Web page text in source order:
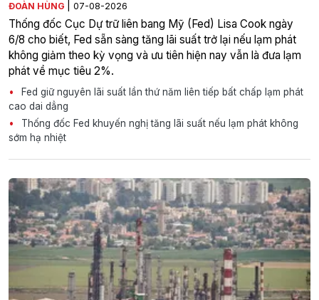
ĐOÀN HÙNG 07-08-2026
Thống đốc Cục Dự trữ liên bang Mỹ (Fed) Lisa Cook ngày
6/8 cho biết, Fed sẵn sàng tăng lãi suất trở lại nếu lạm phát
không giảm theo kỳ vọng và ưu tiên hiện nay vẫn là đưa lạm
phát về mục tiêu 2%.
Fed giữ nguyên lãi suất lần thứ năm liên tiếp bất chấp lạm phát
cao dai dẳng
Thống đốc Fed khuyến nghị tăng lãi suất nếu lạm phát không
sớm hạ nhiệt